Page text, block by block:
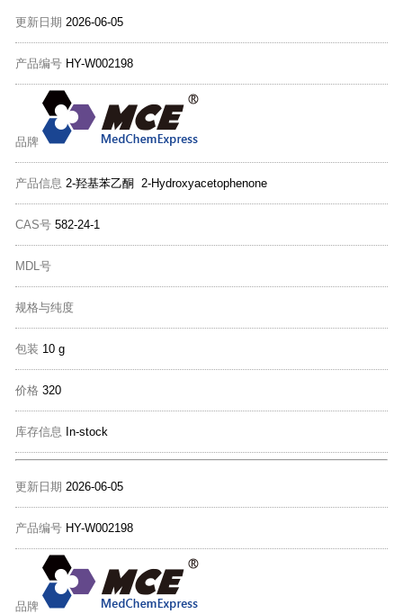
更新日期 2026-06-05
产品编号 HY-W002198
品牌
产品信息 2-羟基苯乙酮 2-Hydroxyacetophenone
CAS号 582-24-1
MDL号
规格与纯度
包装 10 g
价格 320
库存信息 In-stock
更新日期 2026-06-05
产品编号 HY-W002198
品牌